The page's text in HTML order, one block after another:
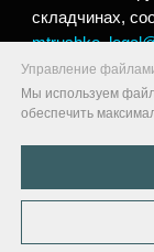
Управление
Мы используем
обеспечить